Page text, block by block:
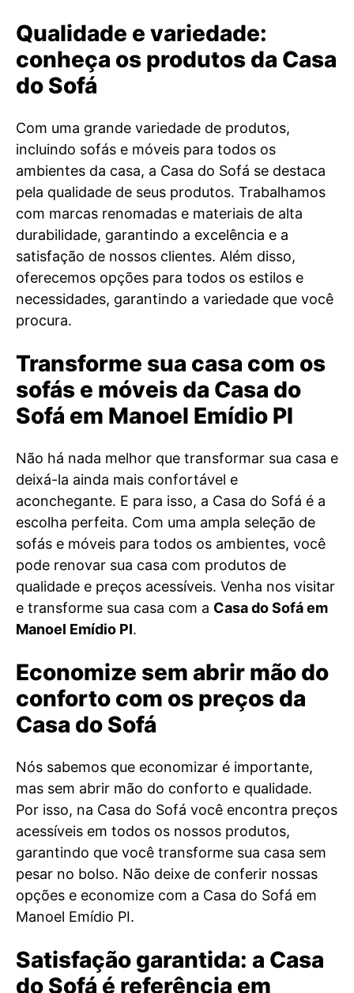
Qualidade e variedade:
conheça os produtos da Casa
do Sofá
Com uma grande variedade de produtos,
incluindo sofás e móveis para todos os
ambientes da casa, a Casa do Sofá se destaca
pela qualidade de seus produtos. Trabalhamos
com marcas renomadas e materiais de alta
durabilidade, garantindo a excelência e a
satisfação de nossos clientes. Além disso,
oferecemos opções para todos os estilos e
necessidades, garantindo a variedade que você
procura.
Transforme sua casa com os
sofás e móveis da Casa do
Sofá em Manoel Emídio PI
Não há nada melhor que transformar sua casa e
deixá-la ainda mais confortável e
aconchegante. E para isso, a Casa do Sofá é a
escolha perfeita. Com uma ampla seleção de
sofás e móveis para todos os ambientes, você
pode renovar sua casa com produtos de
qualidade e preços acessíveis. Venha nos visitar
e transforme sua casa com a Casa do Sofá em
Manoel Emídio PI.
Economize sem abrir mão do
conforto com os preços da
Casa do Sofá
Nós sabemos que economizar é importante,
mas sem abrir mão do conforto e qualidade.
Por isso, na Casa do Sofá você encontra preços
acessíveis em todos os nossos produtos,
garantindo que você transforme sua casa sem
pesar no bolso. Não deixe de conferir nossas
opções e economize com a Casa do Sofá em
Manoel Emídio PI.
Satisfação garantida: a Casa
do Sofá é referência em